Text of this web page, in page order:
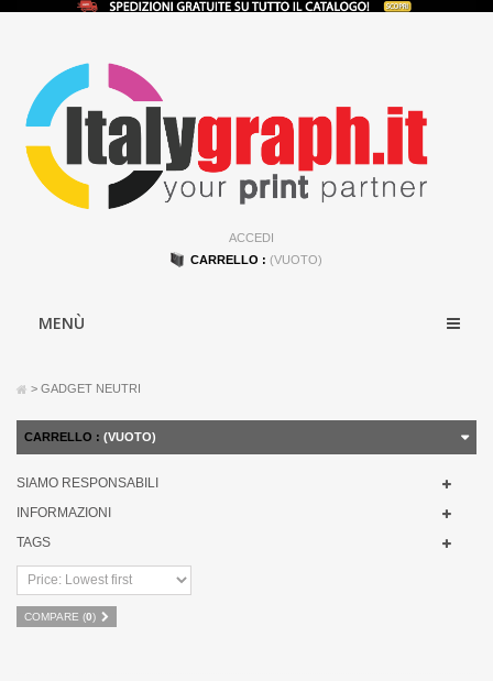
ACCEDI
CARRELLO : (VUOTO)
MENÙ
> GADGET NEUTRI
CARRELLO : (VUOTO)
SIAMO RESPONSABILI
INFORMAZIONI
TAGS
COMPARE (0)